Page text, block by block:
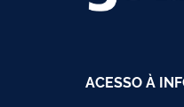
ACESSO À